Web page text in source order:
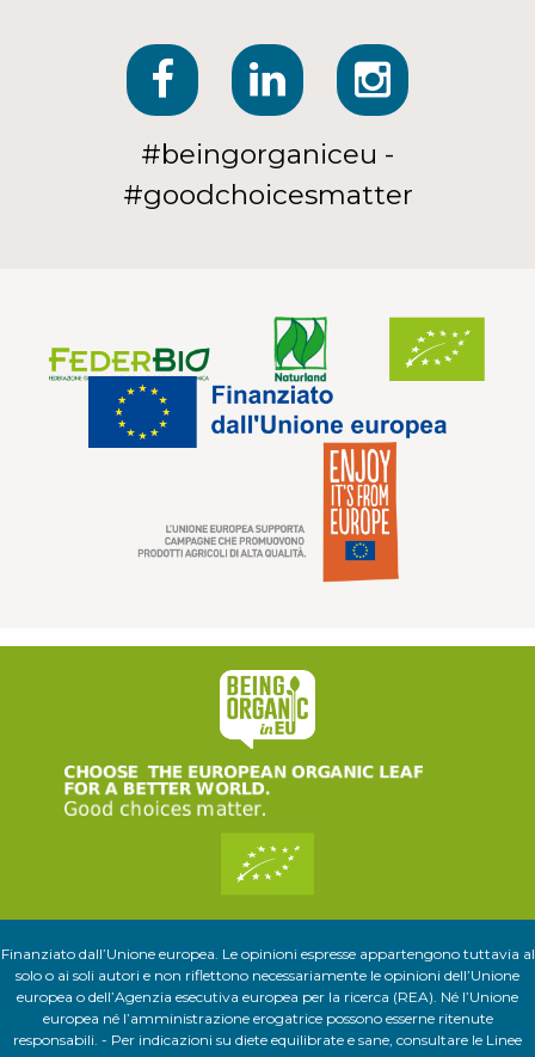
#beingorganiceu -
#goodchoicesmatter
Finanziato dall’Unione europea. Le opinioni espresse appartengono tuttavia al
solo o ai soli autori e non riflettono necessariamente le opinioni dell’Unione
europea o dell’Agenzia esecutiva europea per la ricerca (REA). Né l’Unione
europea né l’amministrazione erogatrice possono esserne ritenute
responsabili. - Per indicazioni su diete equilibrate e sane, consultare le Linee